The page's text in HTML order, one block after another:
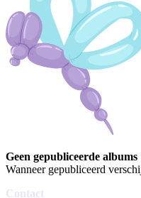
Geen gepubliceerde albums
Wanneer gepubliceerd
Contact